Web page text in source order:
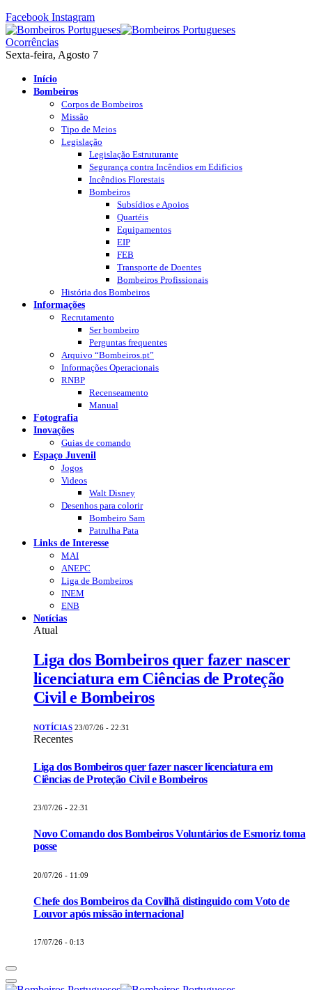
Facebook Instagram
Ocorrências
Sexta-feira, Agosto 7
Início
Bombeiros
Corpos de Bombeiros
Missão
Tipo de Meios
Legislação
Legislação Estruturante
Segurança contra Incêndios em Edificios
Incêndios Florestais
Bombeiros
Subsídios e Apoios
Quartéis
Equipamentos
EIP
FEB
Transporte de Doentes
Bombeiros Profissionais
História dos Bombeiros
Informações
Recrutamento
Ser bombeiro
Perguntas frequentes
Arquivo “Bombeiros.pt”
Informações Operacionais
RNBP
Recenseamento
Manual
Fotografia
Inovações
Guias de comando
Espaço Juvenil
Jogos
Videos
Walt Disney
Desenhos para colorir
Bombeiro Sam
Patrulha Pata
Links de Interesse
MAI
ANEPC
Liga de Bombeiros
INEM
ENB
Notícias
Atual
Liga dos Bombeiros quer fazer nascer
licenciatura em Ciências de Proteção
Civil e Bombeiros
NOTÍCIAS 23/07/26 - 22:31
Recentes
Liga dos Bombeiros quer fazer nascer licenciatura em
Ciências de Proteção Civil e Bombeiros
23/07/26 - 22:31
Novo Comando dos Bombeiros Voluntários de Esmoriz toma
posse
20/07/26 - 11:09
Chefe dos Bombeiros da Covilhã distinguido com Voto de
Louvor após missão internacional
17/07/26 - 0:13